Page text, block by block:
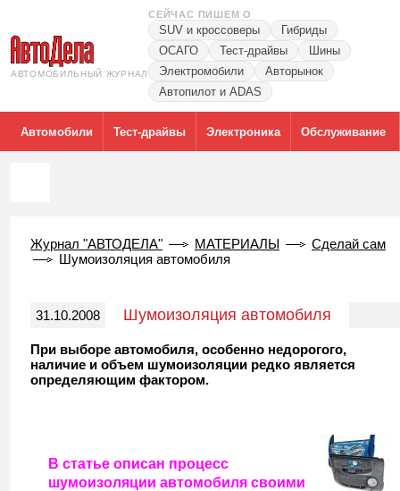
АВТОМОБИЛЬНЫЙ ЖУРНАЛ
СЕЙЧАС ПИШЕМ О
SUV и кроссоверы
Гибриды
ОСАГО
Тест-драйвы
Шины
Электромобили
Авторынок
Автопилот и ADAS
Автомобили Тест-драйвы Электроника Обслуживание
Журнал "АВТОДЕЛА" МАТЕРИАЛЫ
Сделай сам
Шумоизоляция автомобиля
31.10.2008 Шумоизоляция автомобиля
При выборе автомобиля, особенно недорогого,
наличие и объем шумоизоляции редко является
определяющим фактором.
В статье описан процесс
шумоизоляции автомобиля своими